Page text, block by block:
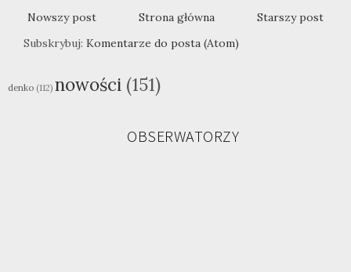
Nowszy post
Starszy post
Strona główna
Subskrybuj: Komentarze do posta (Atom)
denko (112) nowości (151)
OBSERWATORZY